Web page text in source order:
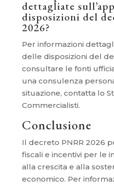
dettagliate
disposizioni del
2026?
Per informazioni
delle disposizioni del
consultare le fonti
una consulenza
situazione, contatta lo
Commercialisti.
Conclusione
Il decreto PNRR 2026
fiscali e incentivi per le
alla crescita e alla
economico. Per